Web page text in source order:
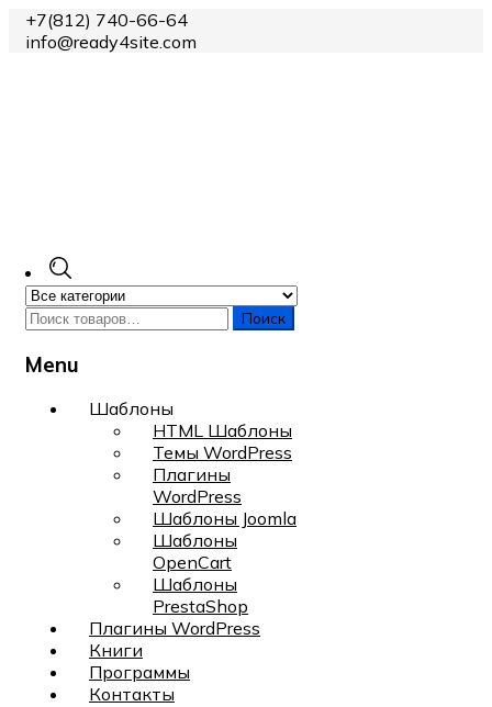
+7(812) 740-66-64
info@ready4site.com
Поиск
Menu
Skip
Шаблоны
HTML Шаблоны
Темы WordPress
Плагины
WordPress
Шаблоны Joomla
Шаблоны
OpenCart
Шаблоны
PrestaShop
Плагины WordPress
Книги
Программы
Контакты